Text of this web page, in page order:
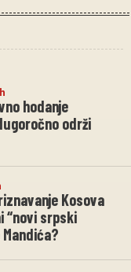
hodanje
održi
Kosova
“novi srpski